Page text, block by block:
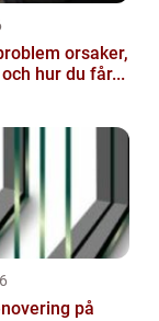
orsaker,
hur du får...
på